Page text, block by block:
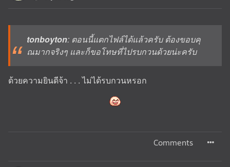
tonboyton: ตอนนี้แตกไฟล์ได้แล้วครับ ต้องขอบคุ
ณมากจริงๆ และก็ขอโทษที่ไปรบกวนด้วยน่ะครับ
ด้วยความยินดีจ้า . . . ไม่ได้รบกวนหรอก
Comments